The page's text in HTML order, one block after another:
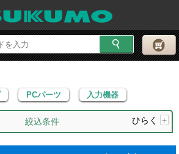
PCパーツ
PCパーツ 入力機器
絞込条件 ひらく +